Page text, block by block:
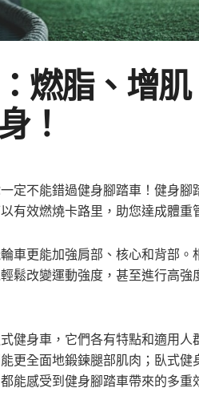
燃脂、增
！
定不能錯過健身腳踏車！健身腳
有效燃燒卡路里，助您達成體重
車更能加強肩部、核心和背部。
鬆改變運動強度，甚至進行高強
健身車，它們各有特點和適用人
更全面地鍛鍊腿部肌肉；臥式健
能感受到健身腳踏車帶來的多重